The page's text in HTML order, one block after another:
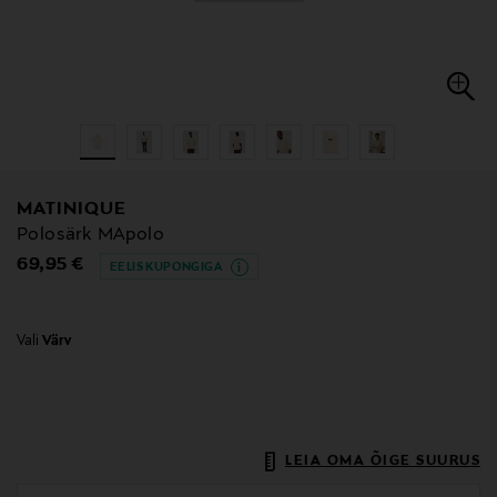
MATINIQUE
Polosärk MApolo
Original Price
69,95 € EELIS KUPONGIGA
Vali Värv
LEIA OMA ÕIGE SUURUS